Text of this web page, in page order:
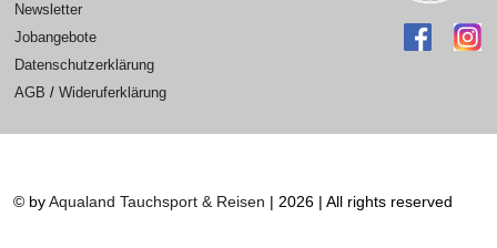
Newsletter
Jobangebote
Datenschutzerklärung
AGB / Wideruferklärung
© byAqualand Tauchsport & Reisen | 2026 | All rights reserved